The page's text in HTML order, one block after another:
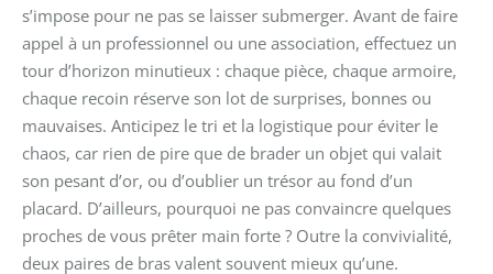
s’impose pour ne pas se laisser submerger. Avant de faire
appel à un professionnel ou une association, effectuez un
tour d’horizon minutieux : chaque pièce, chaque armoire,
chaque recoin réserve son lot de surprises, bonnes ou
mauvaises. Anticipez le tri et la logistique pour éviter le
chaos, car rien de pire que de brader un objet qui valait
son pesant d’or, ou d’oublier un trésor au fond d’un
placard. D’ailleurs, pourquoi ne pas convaincre quelques
proches de vous prêter main forte ? Outre la convivialité,
deux paires de bras valent souvent mieux qu’une.